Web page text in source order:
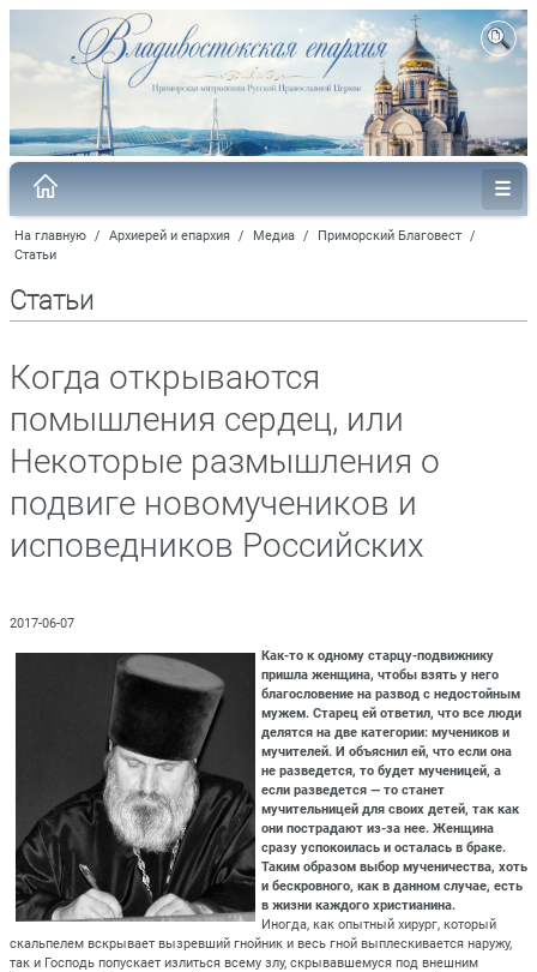
На главную / Архиерей и епархия / Медиа / Приморский Благовест /
Статьи
Статьи
Когда открываются
помышления сердец, или
Некоторые размышления о
подвиге новомучеников и
исповедников Российских
2017-06-07
Как-то к одному старцу-подвижнику
пришла женщина, чтобы взять у него
благословение на развод с недостойным
мужем. Старец ей ответил, что все люди
делятся на две категории: мучеников и
мучителей. И объяснил ей, что если она
не разведется, то будет мученицей, а
если разведется — то станет
мучительницей для своих детей, так как
они пострадают из-за нее. Женщина
сразу успокоилась и осталась в браке.
Таким образом выбор мученичества, хоть
и бескровного, как в данном случае, есть
в жизни каждого христианина.
Иногда, как опытный хирург, который
скальпелем вскрывает вызревший гнойник и весь гной выплескивается наружу,
так и Господь попускает излиться всему злу, скрывавшемуся под внешним